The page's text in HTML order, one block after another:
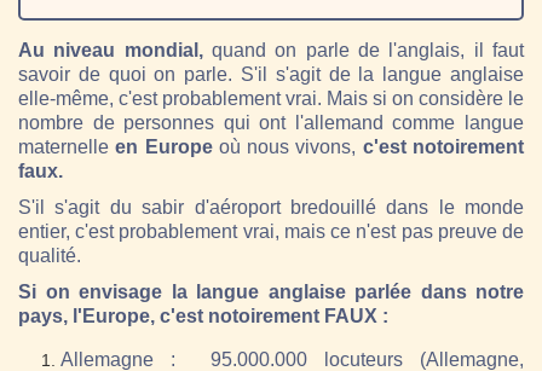
Au niveau mondial,quand on parle de l'anglais, il faut
savoir de quoi on parle. S'il s'agit de la langue anglaise
elle-même, c'est probablement vrai. Mais si on considère le
nombre de personnes qui ont l'allemand comme langue
maternelleen Europeoù nous vivons, c'est notoirement
faux.
S'il s'agit du sabir d'aéroport bredouillé dans le monde
entier, c'est probablement vrai, mais ce n'est pas preuve de
qualité.
Si on envisage la langue anglaise parlée dans notre
pays, l'Europe, c'est notoirement FAUX :
Allemagne : 95.000.000 locuteurs (Allemagne,